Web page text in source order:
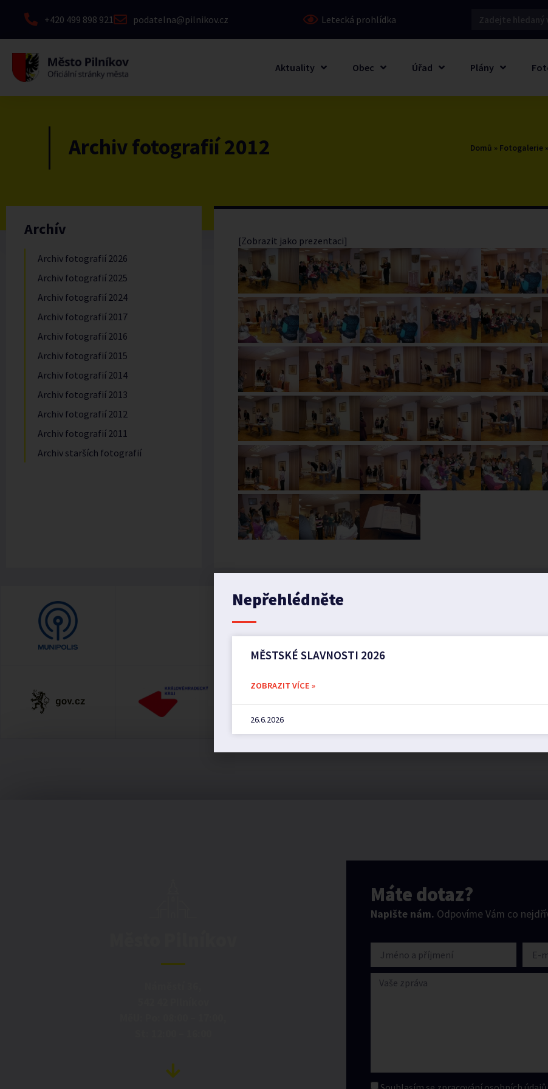
+420 499 898 921 podatelna@pilnikov.cz Letecká prohlídka
Aktuality Obec Úřad Plány
Archiv fotografií 2012 Domů » Fotogalerie »
Archív
Archiv fotografií 2026
Archiv fotografií 2025
Archiv fotografií 2024
Archiv fotografií 2017
Archiv fotografií 2016
Archiv fotografií 2015
Archiv fotografií 2014
Archiv fotografií 2013
Archiv fotografií 2012
Archiv fotografií 2011
Archiv starších fotografií
[Zobrazit jako prezentaci]
Máte dotaz?
Napište nám. Odpovíme Vám co
Nepřehlédněte
MĚSTSKÉ SLAVNOSTI 2026
ZOBRAZIT VÍCE »
26.6.2026